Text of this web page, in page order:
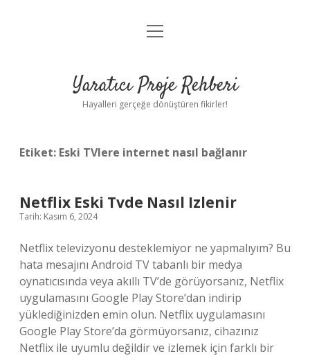
Anasayfa
Yasal Uyarı
menüyü
Yaratıcı Proje Rehberi
Hayalleri gerçeğe dönüştüren fikirler!
Etiket: Eski TVlere internet nasıl bağlanır
Netflix Eski Tvde Nasıl Izlenir
Tarih: Kasım 6, 2024
Netflix televizyonu desteklemiyor ne yapmalıyım? Bu
hata mesajını Android TV tabanlı bir medya
oynatıcısında veya akıllı TV’de görüyorsanız, Netflix
uygulamasını Google Play Store’dan indirip
yüklediğinizden emin olun. Netflix uygulamasını
Google Play Store’da görmüyorsanız, cihazınız
Netflix ile uyumlu değildir ve izlemek için farklı bir